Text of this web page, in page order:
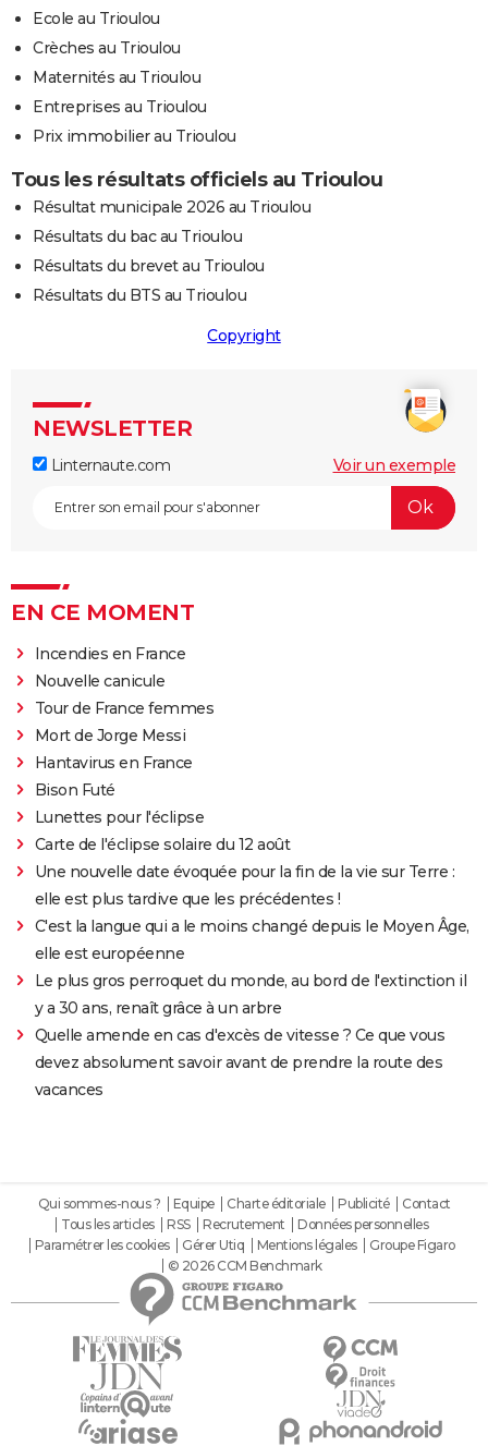
Ecole au Trioulou
Crèches au Trioulou
Maternités au Trioulou
Entreprises au Trioulou
Prix immobilier au Trioulou
Tous les résultats officiels au Trioulou
Résultat municipale 2026 au Trioulou
Résultats du bac au Trioulou
Résultats du brevet au Trioulou
Résultats du BTS au Trioulou
Copyright
NEWSLETTER
Linternaute.com Voir un exemple
EN CE MOMENT
Incendies en France
Nouvelle canicule
Tour de France femmes
Mort de Jorge Messi
Hantavirus en France
Bison Futé
Lunettes pour l'éclipse
Carte de l'éclipse solaire du 12 août
Une nouvelle date évoquée pour la fin de la vie sur Terre :
elle est plus tardive que les précédentes !
C'est la langue qui a le moins changé depuis le Moyen Âge,
elle est européenne
Le plus gros perroquet du monde, au bord de l'extinction il
y a 30 ans, renaît grâce à un arbre
Quelle amende en cas d'excès de vitesse ? Ce que vous
devez absolument savoir avant de prendre la route des
vacances
Qui sommes-nous ? Equipe Charte éditoriale Publicité
Contact
Tous les articles
RSS Recrutement
Données personnelles
Paramétrer les cookies
Gérer Utiq Mentions légales
Groupe Figaro
© 2026 CCM Benchmark